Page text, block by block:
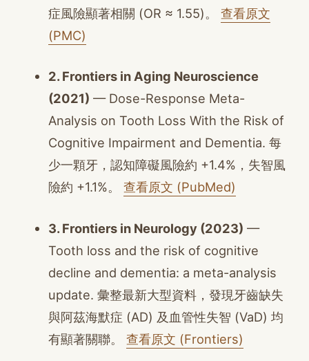
症風險顯著相關 (OR ≈ 1.55)。查看原文
(PMC)
2. Frontiers in Aging Neuroscience
(2021) — Dose-Response Meta-
Analysis on Tooth Loss With the Risk of
Cognitive Impairment and Dementia. 每
少一顆牙，認知障礙風險約 +1.4%，失智風
險約 +1.1%。查看原文 (PubMed)
3. Frontiers in Neurology (2023) —
Tooth loss and the risk of cognitive
decline and dementia: a meta-analysis
update. 彙整最新大型資料，發現牙齒缺失
與阿茲海默症 (AD) 及血管性失智 (VaD) 均
有顯著關聯。查看原文 (Frontiers)